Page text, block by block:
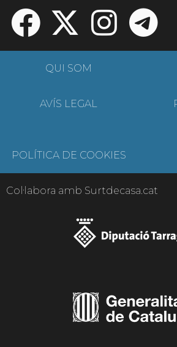
QUI SOM
AVÍS LEGAL
POLÍTICA DE COOKIES
Col·labora amb Surtdecasa.cat